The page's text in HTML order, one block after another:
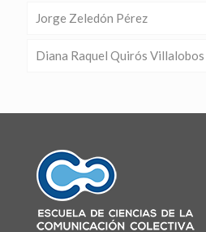
Jorge Zeledón Pérez
Diana Raquel Quirós Villalobos